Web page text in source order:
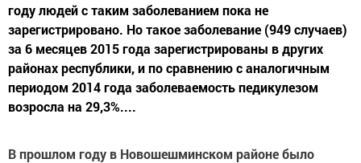
году людей с таким заболеванием пока не
зарегистрировано. Но такое заболевание (949 случаев)
за 6 месяцев 2015 года зарегистрированы в других
районах республики, и по сравнению с аналогичным
периодом 2014 года заболеваемость педикулезом
возросла на 29,3%....
В прошлом году в Новошешминском районе было